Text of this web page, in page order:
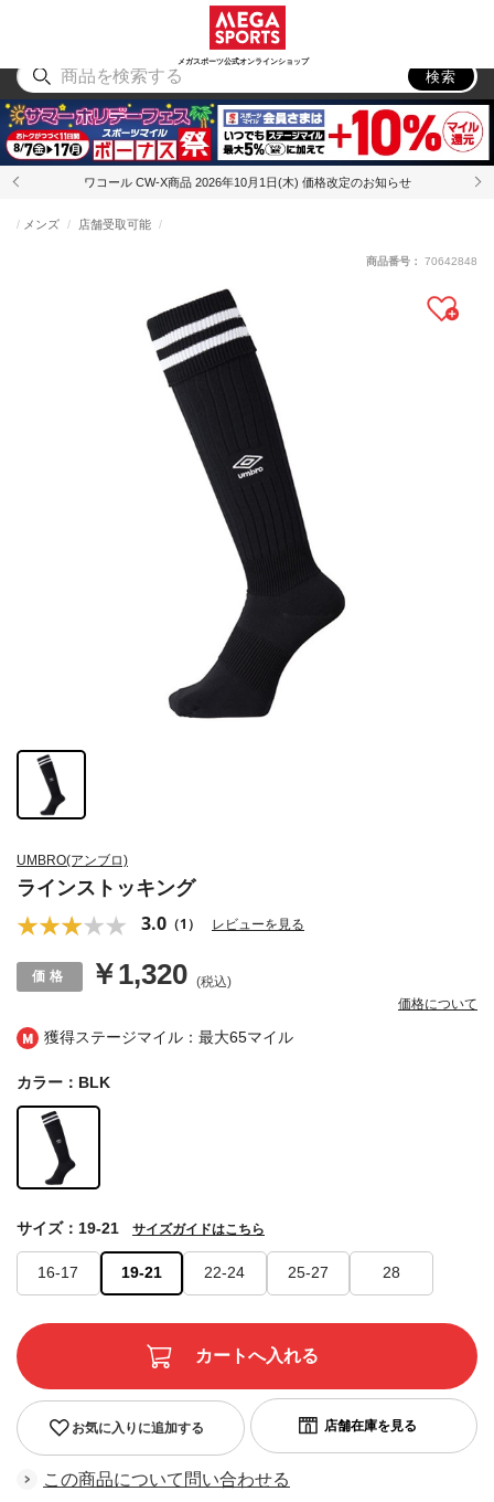
メガスポーツ公式オンラインショップ
アウトドア
検索
ワコール CW-X商品 2026年10月1日(木) 価格改定のお知らせ
獲得ステージマイル：最大65マイル
UMBRO(アンブロ)
ラインストッキング
3.0 （1） レビューを見る
メンズ 店舗受取可能
￥1,320 (税込)
価格について
商品番号： 70642848
カラー：BLK
16-17 19-21 22-24 25-27 28
サイズ：19-21 サイズガイドはこちら
お気に入りに追加する
この商品について問い合わせる